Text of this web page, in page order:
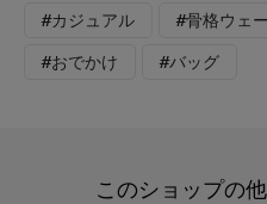
#カジュアル #骨格ウェ
#おでかけ #バッグ
このショップの